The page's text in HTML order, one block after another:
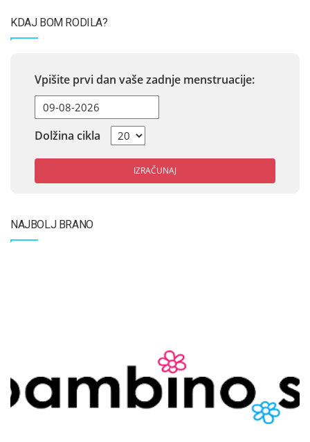
KDAJ BOM RODILA?
Vpišite prvi dan vaše zadnje menstruacije:
Dolžina cikla
IZRAČUNAJ
NAJBOLJ BRANO